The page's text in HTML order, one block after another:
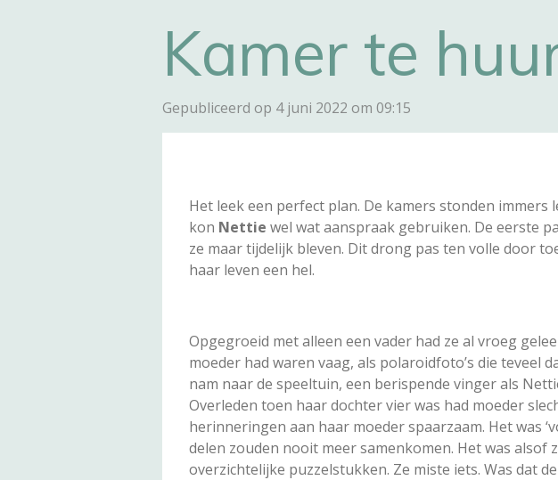
Kamer te
Gepubliceerd op 4 juni 2022 om 09:15
Het leek een perfect plan. De kamers stonden immers
kon Nettie wel wat aanspraak gebruiken. De eerste
ze maar tijdelijk bleven. Dit drong pas ten volle door
haar leven een hel.
Opgegroeid met alleen een vader had ze al vroeg
moeder had waren vaag, als polaroidfoto’s die teveel
nam naar de speeltuin, een berispende vinger als
Overleden toen haar dochter vier was had moeder
herinneringen aan haar moeder spaarzaam. Het was
delen zouden nooit meer samenkomen. Het was alsof
overzichtelijke puzzelstukken. Ze miste iets. Was dat